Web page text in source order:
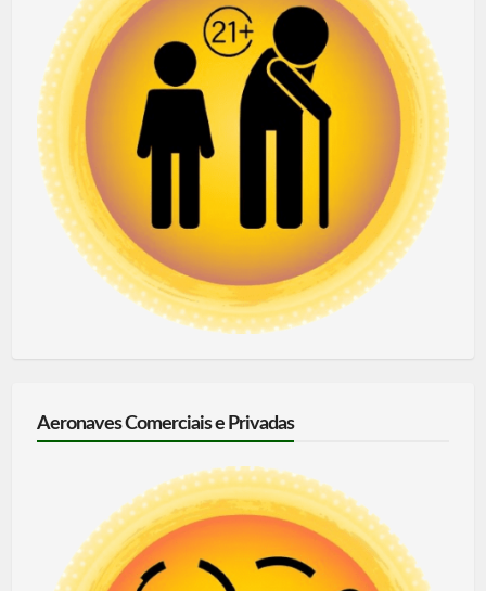
Aeronaves Comerciais e Privadas